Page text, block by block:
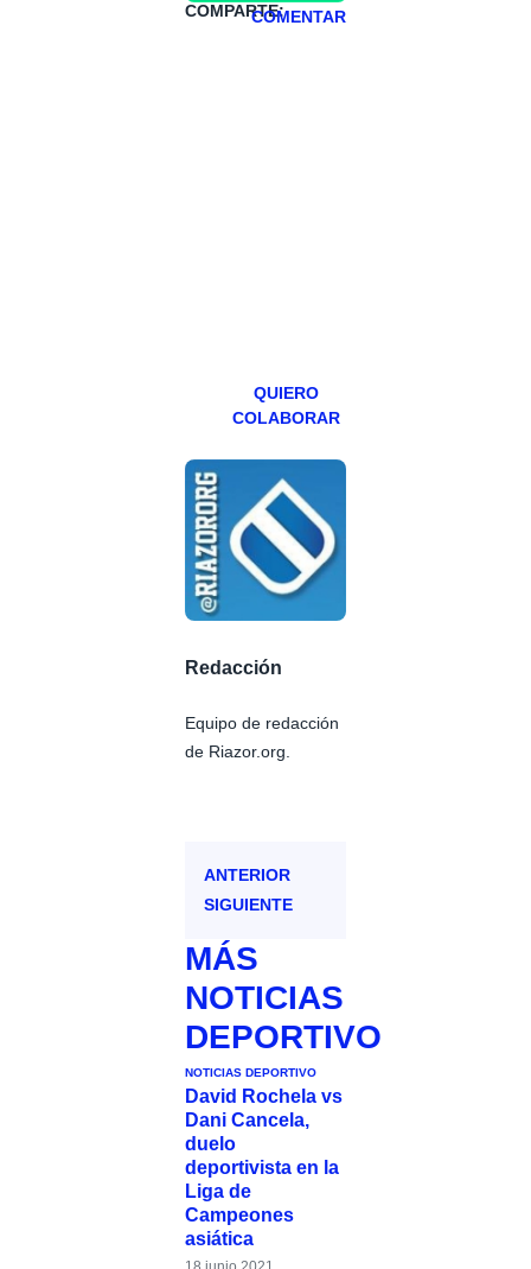
COMPARTE:COMENTAR
QUIERO
COLABORAR
Redacción
Equipo de redacción
de Riazor.org.
ANTERIOR
SIGUIENTE
MÁS
NOTICIAS
DEPORTIVO
NOTICIAS DEPORTIVO
David Rochela vs
Dani Cancela,
duelo
deportivista en la
Liga de
Campeones
asiática